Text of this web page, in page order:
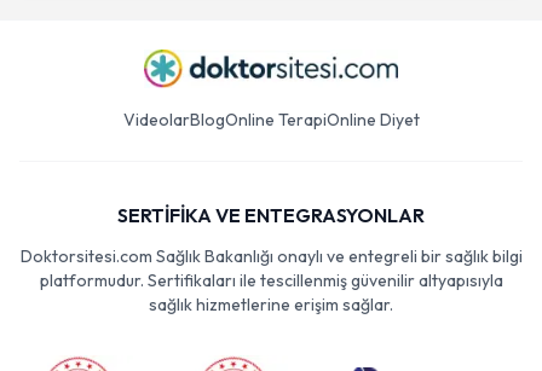
VideolarBlogOnline TerapiOnline Diyet
SERTİFİKA VE ENTEGRASYONLAR
Doktorsitesi.com Sağlık Bakanlığı onaylı ve entegreli bir sağlık bilgi
platformudur. Sertifikaları ile tescillenmiş güvenilir altyapısıyla
sağlık hizmetlerine erişim sağlar.